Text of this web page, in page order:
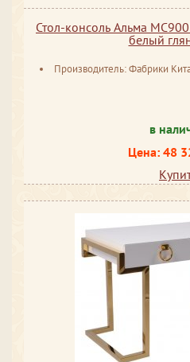
Стол-консоль Альма
белый
Производитель: Фабрики
в
Цена: 48